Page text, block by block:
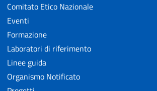
Comitato Etico Nazionale
Eventi
Formazione
Laboratori di riferimento
Linee guida
Organismo Notificato